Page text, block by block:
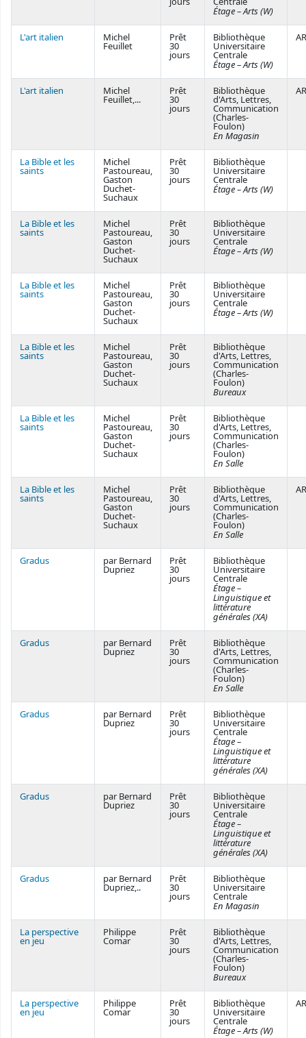
Étage – Arts (W)
L'art italien Michel
Feuillet
Prêt
30
jours
Bibliothèque
Universitaire
Centrale
Étage – Arts (W)
L'art italien Michel
Feuillet,...
Prêt
30
jours
Bibliothèque
d'Arts, Lettres,
Communication
(Charles-
Foulon)
En Magasin
La Bible et les
saints
Michel
Pastoureau,
Gaston
Duchet-
Suchaux
Prêt
30
jours
Bibliothèque
Universitaire
Centrale
Étage – Arts (W)
La Bible et les
saints
Michel
Pastoureau,
Gaston
Duchet-
Suchaux
Prêt
30
jours
Bibliothèque
Universitaire
Centrale
Étage – Arts (W)
La Bible et les
saints
Michel
Pastoureau,
Gaston
Duchet-
Suchaux
Prêt
30
jours
Bibliothèque
Universitaire
Centrale
Étage – Arts (W)
La Bible et les
saints
Michel
Pastoureau,
Gaston
Duchet-
Suchaux
Prêt
30
jours
Bibliothèque
d'Arts, Lettres,
Communication
(Charles-
Foulon)
Bureaux
La Bible et les
saints
Michel
Pastoureau,
Gaston
Duchet-
Suchaux
Prêt
30
jours
Bibliothèque
d'Arts, Lettres,
Communication
(Charles-
Foulon)
En Salle
La Bible et les
saints
Michel
Pastoureau,
Gaston
Duchet-
Suchaux
Prêt
30
jours
Bibliothèque
d'Arts, Lettres,
Communication
(Charles-
Foulon)
En Salle
Gradus par Bernard
Dupriez
Prêt
30
jours
Bibliothèque
Universitaire
Centrale
Étage –
Linguistique et
littérature
générales (XA)
Gradus par Bernard
Dupriez
Prêt
30
jours
Bibliothèque
d'Arts, Lettres,
Communication
(Charles-
Foulon)
En Salle
Gradus par Bernard
Dupriez
Prêt
30
jours
Bibliothèque
Universitaire
Centrale
Étage –
Linguistique et
littérature
générales (XA)
Gradus par Bernard
Dupriez
Prêt
30
jours
Bibliothèque
Universitaire
Centrale
Étage –
Linguistique et
littérature
générales (XA)
Gradus par Bernard
Dupriez,..
Prêt
30
jours
Bibliothèque
Universitaire
Centrale
En Magasin
La perspective
en jeu
Philippe
Comar
Prêt
30
jours
Bibliothèque
d'Arts, Lettres,
Communication
(Charles-
Foulon)
Bureaux
La perspective
en jeu
Philippe
Comar
Prêt
30
jours
Bibliothèque
Universitaire
Centrale
Étage – Arts (W)